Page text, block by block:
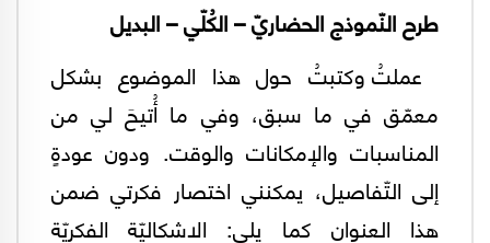
طرح النّموذج الحضاريّ – الكُلّي – البديل
عملتُ وكتبتُ حول هذا الموضوع بشكل
معمّق في ما سبق، وفي ما أُتيحَ لي من
المناسبات والإمكانات والوقت. ودون عودةٍ
إلى التّفاصيل، يمكنني اختصار فكرتي ضمن
هذا العنوان كما يلي: الاشكاليّة الفكريّة